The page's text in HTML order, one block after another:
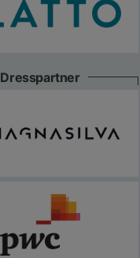
Dresspartner